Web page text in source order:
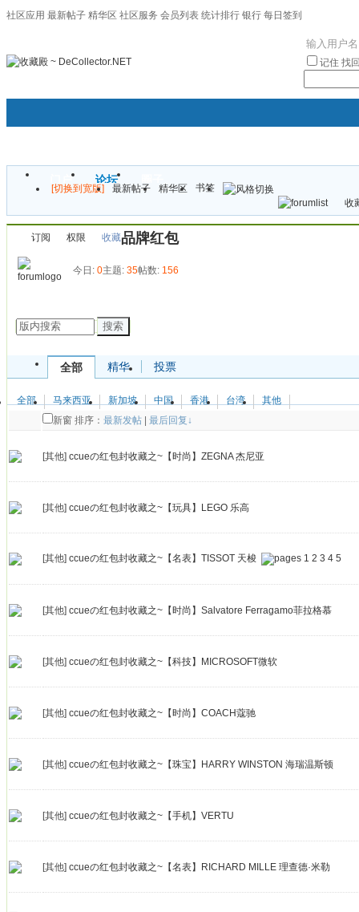
社区应用 最新帖子 精华区 社区服务 会员列表 统计排行 银行 每日签到
记住 找
门户 论坛
[切换到宽版] 最新帖子 精华区
书签
收
订阅 权限 品牌红包
收藏
今日: 0主题: 35帖数: 156
搜索
全部 精华 投票
全部 马来西亚 新加坡 中国 香港 台湾
其他
新窗 排序： 最新发帖 最后回复↓
[其他] ccueの红包封收藏之~【时尚】ZEGNA 杰尼亚
[其他] ccueの红包封收藏之~【玩具】LEGO 乐高
[其他] ccueの红包封收藏之~【名表】TISSOT 天梭 1 2 3 4 5
[其他] ccueの红包封收藏之~【时尚】Salvatore Ferragamo菲拉格慕
[其他] ccueの红包封收藏之~【科技】MICROSOFT微软
[其他] ccueの红包封收藏之~【时尚】COACH蔻驰
[其他] ccueの红包封收藏之~【珠宝】HARRY WINSTON 海瑞温斯顿
[其他] ccueの红包封收藏之~【手机】VERTU
[其他] ccueの红包封收藏之~【名表】RICHARD MILLE 理查德·米勒